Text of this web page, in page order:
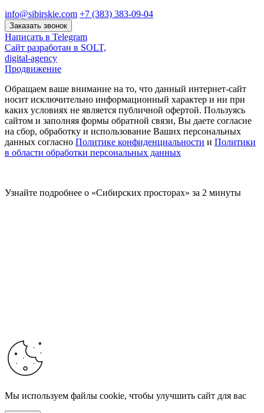
info@sibirskie.com +7 (383) 383-09-04
Заказать звонок
Написать в Telegram
Сайт разработан в SOLT,
digital-agency
Продвижение
Обращаем ваше внимание на то, что данный интернет-сайт
носит исключительно информационный характер и ни при
каких условиях не является публичной офертой. Пользуясь
сайтом и заполняя формы обратной связи, Вы даете согласие
на сбор, обработку и использование Ваших персональных
данных согласно Политике конфиденциальности и Политики
в области обработки персональных данных
Узнайте подробнее о «Сибирских просторах» за 2 минуты
Мы используем файлы cookie, чтобы улучшить сайт для вас